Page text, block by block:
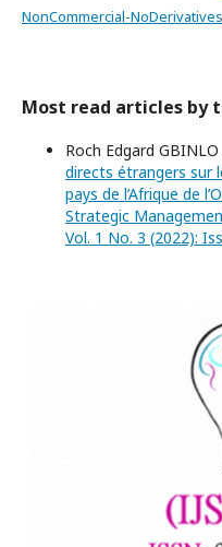
NonCommercial-
Most read articles by
Roch Edgard GBINLO
directs étrangers sur
pays de l’Afrique de
Strategic
Vol. 1 No. 3 (2022):